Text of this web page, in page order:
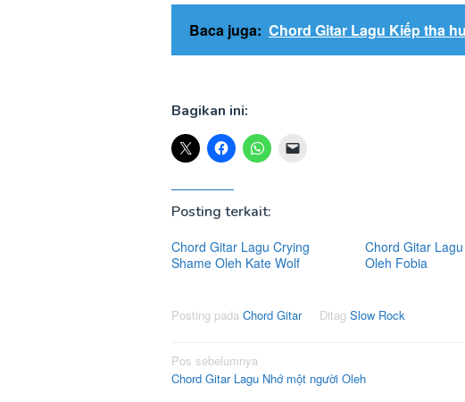
Baca juga: Chord Gitar Lagu Kiếp tha
Bagikan ini:
Posting terkait:
Chord Gitar Lagu Crying
Shame Oleh Kate Wolf
Chord Gitar
Oleh Fobia
Posting pada Chord Gitar Ditag Slow Rock
Navigasi
pos
Pos sebelumnya
Chord Gitar Lagu Nhớ một người Oleh